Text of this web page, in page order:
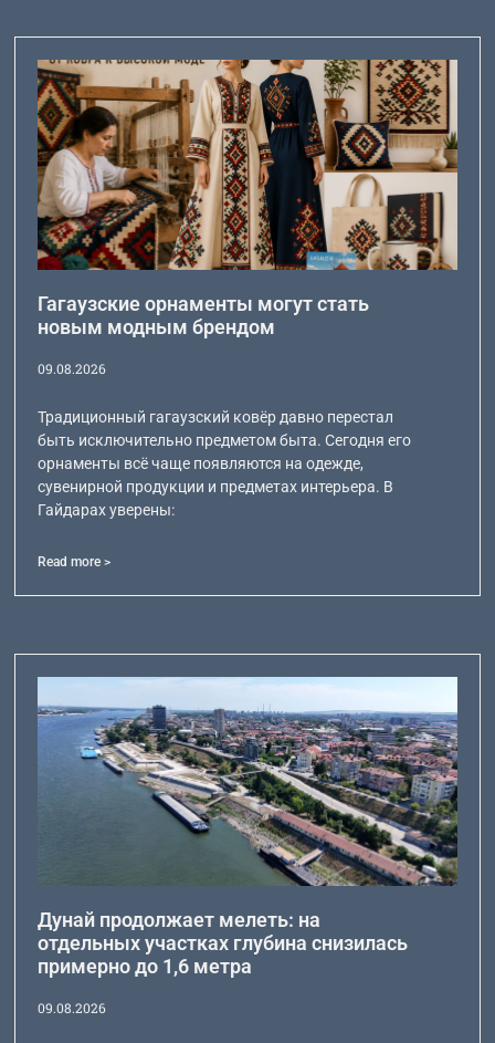
Гагаузские орнаменты могут стать
новым модным брендом
09.08.2026
Традиционный гагаузский ковёр давно перестал
быть исключительно предметом быта. Сегодня его
орнаменты всё чаще появляются на одежде,
сувенирной продукции и предметах интерьера. В
Гайдарах уверены:
Read more >
Дунай продолжает мелеть: на
отдельных участках глубина снизилась
примерно до 1,6 метра
09.08.2026